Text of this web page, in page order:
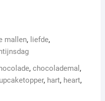
mallen, liefde,
, chocolademal ,
, hart, heart,